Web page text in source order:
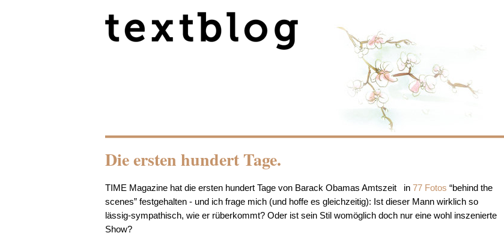
Die ersten hundert Tage.
TIME Magazine hat die ersten hundert Tage von Barack Obamas Amtszeit in 77 Fotos “behind the
scenes” festgehalten - und ich frage mich (und hoffe es gleichzeitig): Ist dieser Mann wirklich so
lässig-sympathisch, wie er rüberkommt? Oder ist sein Stil womöglich doch nur eine wohl inszenierte
Show?